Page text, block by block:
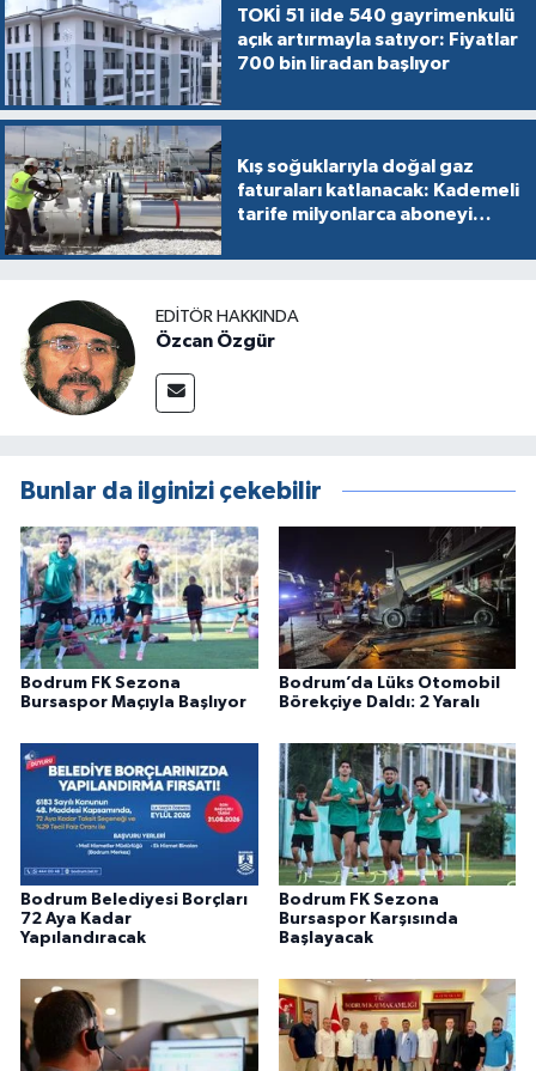
TOKİ 51 ilde 540 gayrimenkulü
açık artırmayla satıyor: Fiyatlar
700 bin liradan başlıyor
Kış soğuklarıyla doğal gaz
faturaları katlanacak: Kademeli
tarife milyonlarca aboneyi
EDITÖR HAKKINDA
Özcan Özgür
Bunlar da ilginizi çekebilir
Bodrum FK Sezona
Bursaspor Maçıyla Başlıyor
Bodrum’da Lüks Otomobil
Börekçiye Daldı: 2 Yaralı
Bodrum Belediyesi Borçları
72 Aya Kadar
Yapılandıracak
Bodrum FK Sezona
Bursaspor Karşısında
Başlayacak